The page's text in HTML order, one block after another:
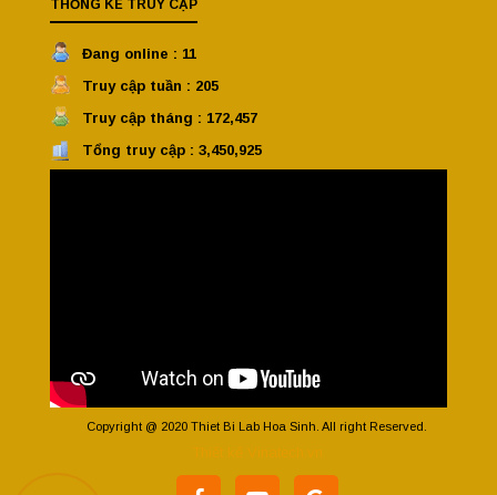
THỐNG KÊ TRUY CẬP
Đang online : 11
Truy cập tuần : 205
Truy cập tháng : 172,457
Tổng truy cập : 3,450,925
Copyright @ 2020 Thiet Bi Lab Hoa Sinh. All right Reserved.